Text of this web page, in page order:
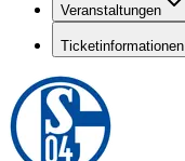
Veranstaltungen
Ticketinformationen